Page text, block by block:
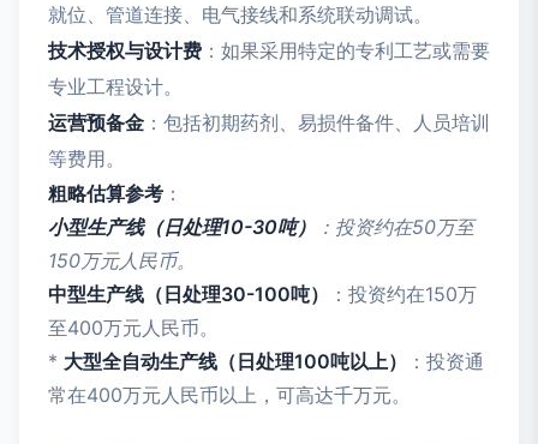
就位、管道连接、电气接线和系统联动调试。
技术授权与设计费 ：如果采用特定的专利工艺或需要
专业工程设计。
运营预备金 ：包括初期药剂、易损件备件、人员培训
等费用。
粗略估算参考 ：
小型生产线（日处理10-30吨）
：投资约在50万至
150万元人民币。
中型生产线（日处理30-100吨）
：投资约在150万
至400万元人民币。
* 大型全自动生产线（日处理100吨以上）
：投资通
常在400万元人民币以上，可高达千万元。